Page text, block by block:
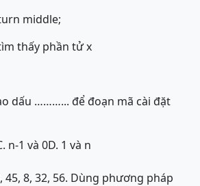
middle;
thấy phần tử x
dấu ………... để đoạn mã cài đặt
n-1 và 0D. 1 và n
45, 8, 32, 56. Dùng phương pháp